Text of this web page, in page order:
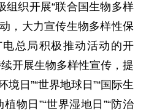
织开展“联合国生物多样
，大力宣传生物多样性保
总局积极推动活动的开
开展生物多样性宣传，提
日”“世界地球日”“国际生
物日”“世界湿地日”“防治